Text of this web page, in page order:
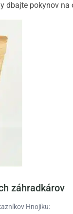
dbajte pokynov
záhradkárov
Hnojíku: